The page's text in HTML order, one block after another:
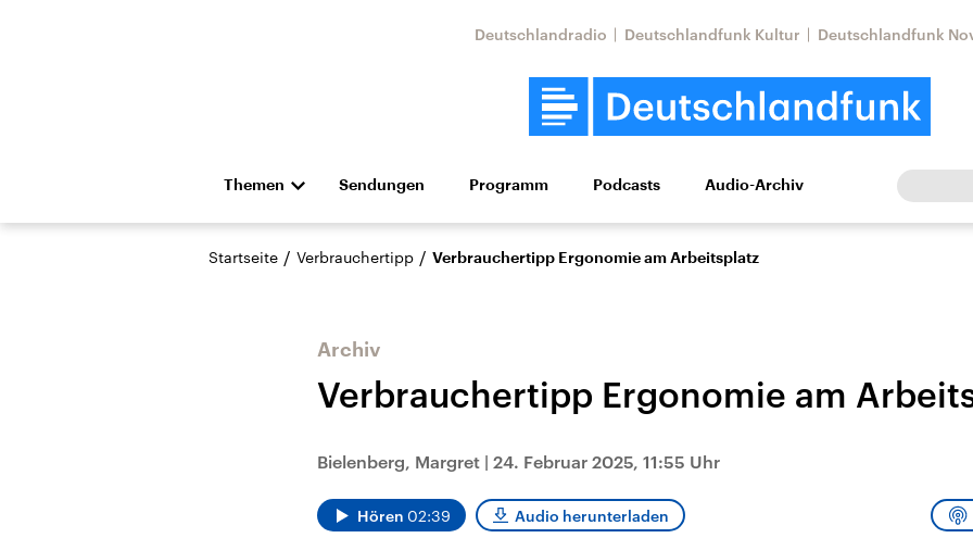
Deutschlandradio Deutschlandfunk Kultur Deutschlandfunk
Themen
Die Nachrichten Politik Wirtschaft Wissen Kultur Europa
Hörspiel und Feature Musik
Landtagswahl Sachsen-
Anhalt 2026
Sachsen-Anhalt wählt
am 6. September 2026
Aktuelle Beiträge,
Hintergründe
Wirtschaftlich und
Nahostkonflikt
Aktuelle Lage und
Der Überfall der
palästinensischen
Der Iran – seit der
Islamischen
Sendungen Programm Podcasts Audio-Archiv
Startseite / Verbrauchertipp / Verbrauchertipp Ergonomie am Arbeitsplatz
Archiv
Verbrauchertipp Ergonomie am
Bielenberg, Margret | 24. Februar 2025, 11:55 Uhr
Hören 02:39 Audio herunterladen